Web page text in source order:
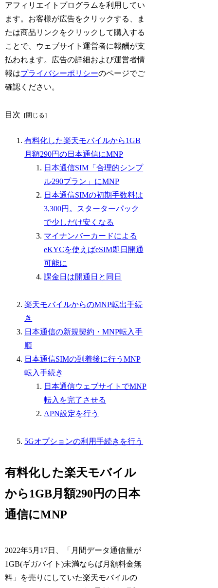
アフィリエイトプログラムを利用してい
ます。お客様が広告をクリックする、ま
たは商品リンクをクリックして購入する
ことで、ウェブサイト運営者に報酬が支
払われます。広告の詳細および運営者情
報はプライバシーポリシーのページでご
確認ください。
目次
有料化した楽天モバイルから1GB
月額290円の日本通信にMNP
日本通信SIM「合理的シンプ
ル290プラン」にMNP
日本通信SIMの初期手数料は
3,300円。スターターパック
で少しだけ安くなる
マイナンバーカードによる
eKYCを使えばeSIM即日開通
可能に
課金日は開通日と同日
楽天モバイルからのMNP転出手続
き
日本通信の新規契約・MNP転入手
順
日本通信SIMの到着後に行うMNP
転入手続き
日本通信ウェブサイトでMNP
転入を完了させる
APN設定を行う
5Gオプションの利用手続きを行う
有料化した楽天モバイル
から1GB月額290円の日本
通信にMNP
2022年5月17日、「月間データ通信量が
1GB(ギガバイト)未満ならば月額料金無
料」を売りにしていた楽天モバイルの